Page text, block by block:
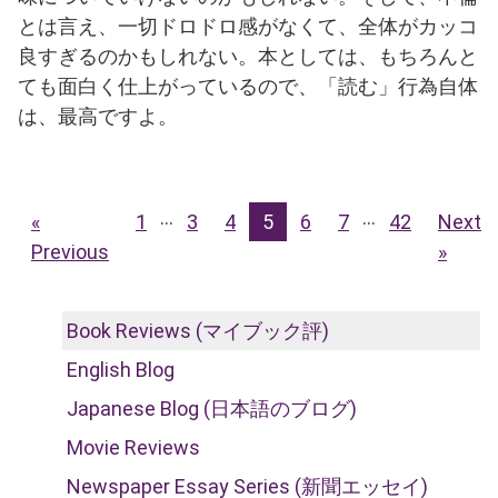
とは言え、一切ドロドロ感がなくて、全体がカッコ
良すぎるのかもしれない。本としては、もちろんと
ても面白く仕上がっているので、「読む」行為自体
は、最高ですよ。
«
Previous
1 … 3 4 5 6 7 … 42
Next
»
Book Reviews (マイブック評)
English Blog
Japanese Blog (日本語のブログ)
Movie Reviews
Newspaper Essay Series (新聞エッセイ)